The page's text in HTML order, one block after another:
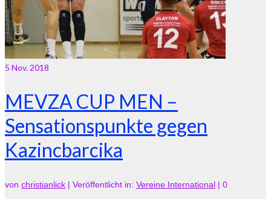
5 Nov. 2018
MEVZA CUP MEN –
Sensationspunkte gegen
Kazincbarcika
von christianlick | Veröffentlicht in: Vereine International | 0